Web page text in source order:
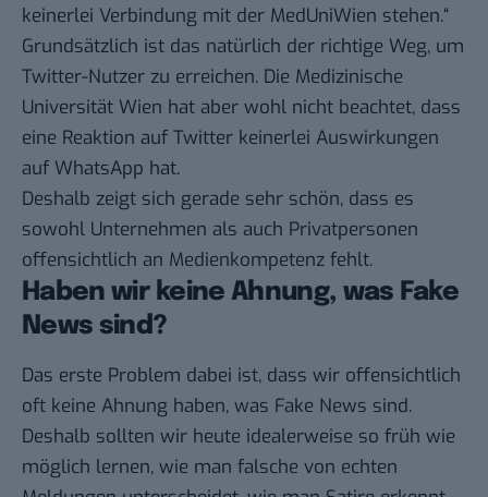
keinerlei Verbindung mit der MedUniWien stehen.“
Grundsätzlich ist das natürlich der richtige Weg, um
Twitter-Nutzer zu erreichen. Die Medizinische
Universität Wien hat aber wohl nicht beachtet, dass
eine Reaktion auf Twitter keinerlei Auswirkungen
auf WhatsApp hat.
Deshalb zeigt sich gerade sehr schön, dass es
sowohl Unternehmen als auch Privatpersonen
offensichtlich an Medienkompetenz fehlt.
Haben wir keine Ahnung, was Fake
News sind?
Das erste Problem dabei ist, dass wir offensichtlich
oft keine Ahnung haben, was Fake News sind.
Deshalb sollten wir heute idealerweise so früh wie
möglich lernen, wie man falsche von echten